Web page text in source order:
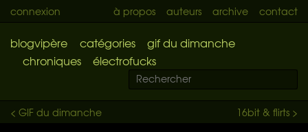
connexion à propos auteurs archive contact
blogvipère catégories
gif du dimanche
chroniques
électrofucks
16bit & flirts >
< GIF du dimanche